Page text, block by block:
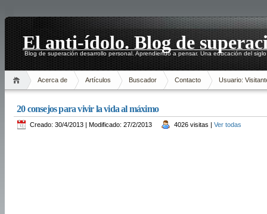
El anti-ídolo. Blog de
Blog de superación desarrollo personal. Aprendiendo a pensar. Una educación del
Acerca de Artículos Buscador Contacto Usuario:
20 consejos para vivir la vida al máximo
Creado: 30/4/2013 | Modificado: 27/2/2013 4026 visitas | Ver todas